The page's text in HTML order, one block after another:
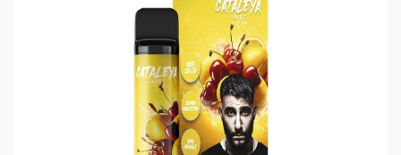
Cataleya by Samra Vapez Aventus ist eine Hommage
an die Eleganz und Raffinesse. Tauchen Sie ein in die
Welt der exquisiten Aromen und den vollmundigen
Tabakgeschmack, der Ihre Sinne verwöhnt. Dieses
Produkt hebt das Dampfen auf ein neues Niveau und
ist ideal für anspruchsvolle Genießer.Perfekt für